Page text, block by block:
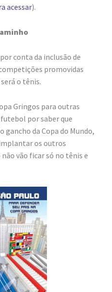
acessar).
conta da inclusão de
promovidas
o tênis.
Gringos para outras
por saber que
da Copa do Mundo,
os outros
vão ficar só no tênis e